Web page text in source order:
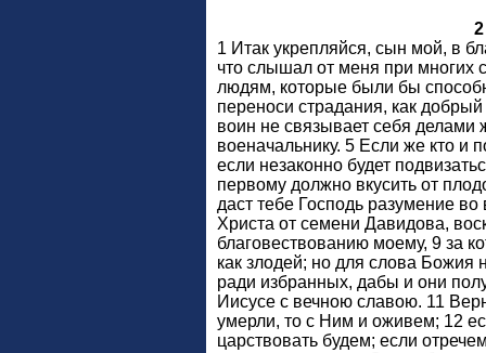
2
1 Итак укрепляйся, сын мой, в
что слышал от меня при многих
людям, которые были бы
переноси страдания, как
воин не связывает себя делами
военачальнику. 5 Если же кто и
если незаконно будет
первому должно вкусить от
даст тебе Господь разумение
Христа от семени Давидова,
благовествованию моему, 9 за
как злодей; но для слова Божия
ради избранных, дабы и они
Иисусе с вечною славою. 11
умерли, то с Ним и оживем; 12
царствовать будем; если